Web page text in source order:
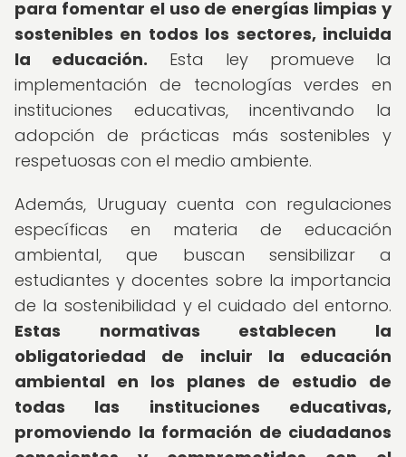
para fomentar el uso de energías limpias y
sostenibles en todos los sectores, incluida
la educación. Esta ley promueve la
implementación de tecnologías verdes en
instituciones educativas, incentivando la
adopción de prácticas más sostenibles y
respetuosas con el medio ambiente.
Además, Uruguay cuenta con regulaciones
específicas en materia de educación
ambiental, que buscan sensibilizar a
estudiantes y docentes sobre la importancia
de la sostenibilidad y el cuidado del entorno.
Estas normativas establecen la
obligatoriedad de incluir la educación
ambiental en los planes de estudio de
todas las instituciones educativas,
promoviendo la formación de ciudadanos